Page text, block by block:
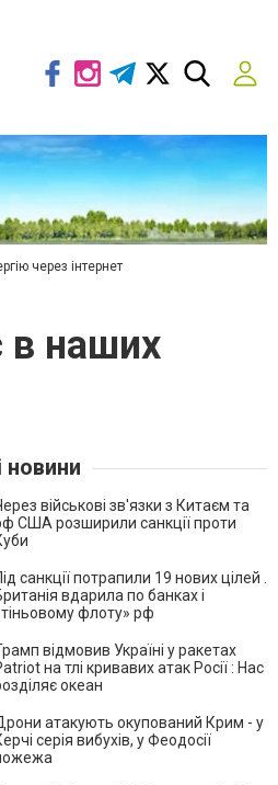
через інтернет
в наших
новини
військові зв'язки з Китаєм та
США розширили санкції проти
санкції потрапили 19 нових цілей .
вдарила по банках і
флоту» рф
відмовив Україні у ракетах
на тлі кривавих атак Росії : Нас
океан
атакують окупований Крим - у
серія вибухів, у Феодосії